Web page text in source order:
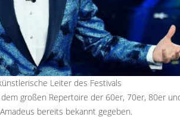
Leiter des Festivals
großen Repertoire der 60er, 70er, 80er
bereits bekannt gegeben.